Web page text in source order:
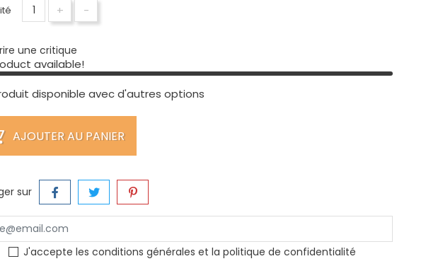
+ -
une critique
available!
disponible avec d'autres options
AJOUTER AU PANIER
sur
J'accepte les conditions générales et la politique de confidentialité